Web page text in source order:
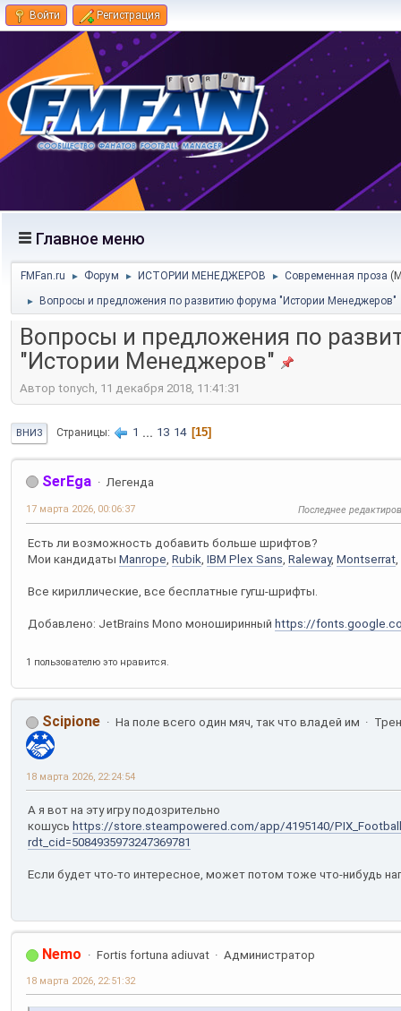
Войти Регистрация
Главное меню
FMFan.ru ► Форум ► ИСТОРИИ МЕНЕДЖЕРОВ ► Современная проза
► Вопросы и предложения по развитию форума "Истории Менеджеров"
Вопросы и предложения по
"Истории Менеджеров"
Автор tonych, 11 декабря 2018, 11:41:31
ВНИЗ Страницы 1 ... 13 14 15
SerEga Легенда
17 марта 2026, 00:06:37 Последнее
Есть ли возможность добавить больше шрифтов?
Мои кандидаты Manrope Rubik IBM Plex Sans Raleway, Montserrat
Все кириллические, все бесплатные гугш-шрифты.
Добавлено: JetBrains Mono моноширинный https://
1 пользователю это нравится.
Scipione На поле всего один мяч, так что владей им
18 марта 2026, 22:24:54
А я вот на эту игру подозрительно
кошусь https://store.steampowered.com/app/4195140/
rdt_cid=5084935973247369781
Если будет что-то интересное, может потом тоже что-нибудь
Nemo Fortis fortuna adiuvat Администратор
18 марта 2026, 22:51:32